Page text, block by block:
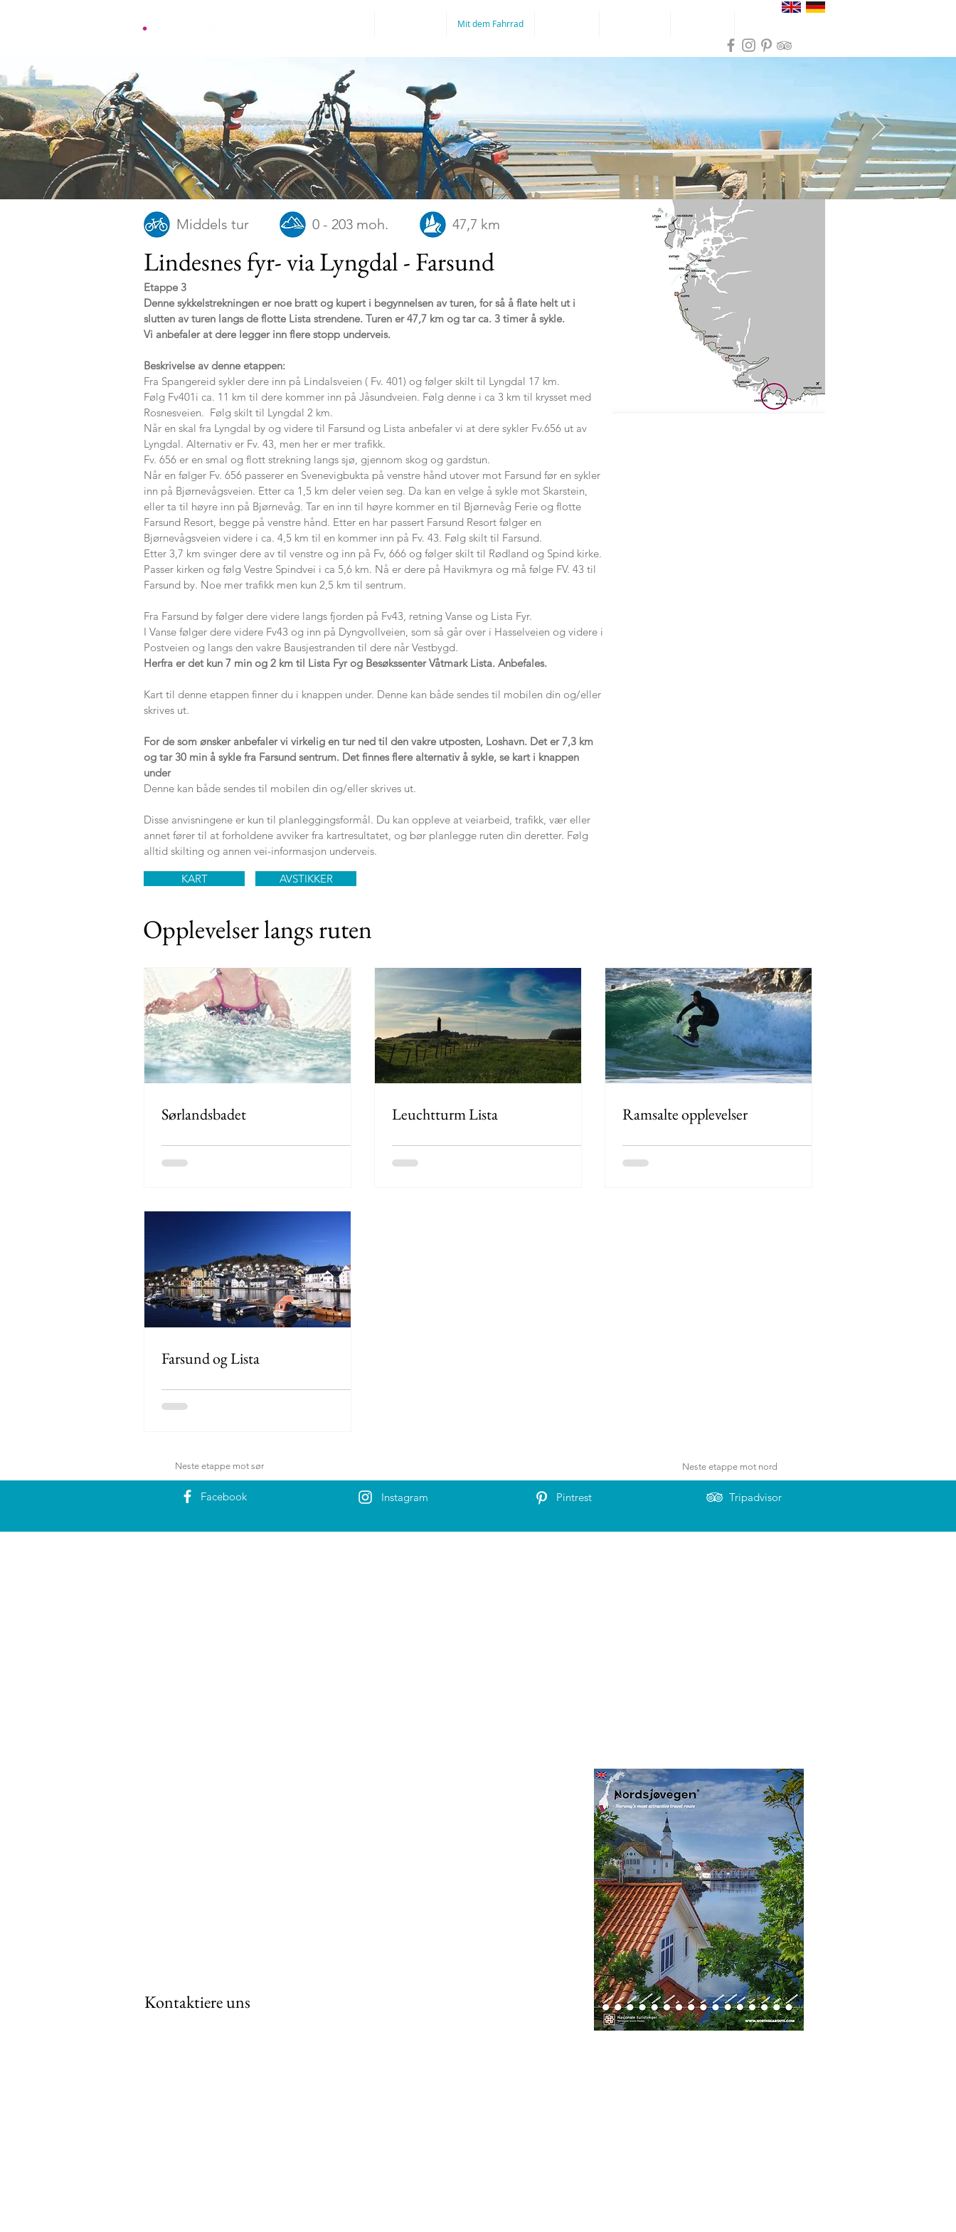
Mit dem Fahrrad
Middels tur 0 - 203 moh. 47,7 km
Lindesnes fyr- via Lyngdal - Farsund
Etappe 3
Denne sykkelstrekningen er noe bratt og kupert i begynnelsen av turen, for så å flate helt ut i
slutten av turen langs de flotte Lista strendene. Turen er 47,7 km og tar ca. 3 timer å sykle.
Vi anbefaler at dere legger inn flere stopp underveis.
Beskrivelse av denne etappen:
Fra Spangereid sykler dere inn på Lindalsveien ( Fv. 401) og følger skilt til Lyngdal 17 km.
Følg Fv401i ca. 11 km til dere kommer inn på Jåsundveien. Følg denne i ca 3 km til krysset med
Rosnesveien. Følg skilt til Lyngdal 2 km.
Når en skal fra Lyngdal by og videre til Farsund og Lista anbefaler vi at dere sykler Fv.656 ut av
Lyngdal. Alternativ er Fv. 43, men her er mer trafikk.
Fv. 656 er en smal og flott strekning langs sjø, gjennom skog og gardstun.
Når en følger Fv. 656 passerer en Svenevigbukta på venstre hånd utover mot Farsund før en sykler
inn på Bjørnevågsveien. Etter ca 1,5 km deler veien seg. Da kan en velge å sykle mot Skarstein,
eller ta til høyre inn på Bjørnevåg. Tar en inn til høyre kommer en til Bjørnevåg Ferie og flotte
Farsund Resort, begge på venstre hånd. Etter en har passert Farsund Resort følger en
Bjørnevågsveien videre i ca. 4,5 km til en kommer inn på Fv. 43. Følg skilt til Farsund.
Etter 3,7 km svinger dere av til venstre og inn på Fv, 666 og følger skilt til Rødland og Spind kirke.
Passer kirken og følg Vestre Spindvei i ca 5,6 km. Nå er dere på Havikmyra og må følge FV. 43 til
Farsund by. Noe mer trafikk men kun 2,5 km til sentrum.
Fra Farsund by følger dere videre langs fjorden på Fv43, retning Vanse og Lista Fyr.
I Vanse følger dere videre Fv43 og inn på Dyngvollveien, som så går over i Hasselveien og videre i
Postveien og langs den vakre Bausjestranden til dere når Vestbygd.
Herfra er det kun 7 min og 2 km til Lista Fyr og Besøkssenter Våtmark Lista. Anbefales.
Kart til denne etappen finner du i knappen under. Denne kan både sendes til mobilen din og/eller
skrives ut.
For de som ønsker anbefaler vi virkelig en tur ned til den vakre utposten, Loshavn. Det er 7,3 km
og tar 30 min å sykle fra Farsund sentrum. Det finnes flere alternativ å sykle, se kart i knappen
under
Denne kan både sendes til mobilen din og/eller skrives ut.
Disse anvisningene er kun til planleggingsformål. Du kan oppleve at veiarbeid, trafikk, vær eller
annet fører til at forholdene avviker fra kartresultatet, og bør planlegge ruten din deretter. Følg
alltid skilting og annen vei-informasjon underveis.
KART AVSTIKKER
Opplevelser langs ruten
Sørlandsbadet Leuchtturm Lista Ramsalte opplevelser
Farsund og Lista
Neste etappe mot sør Neste etappe mot nord
Facebook Instagram Pintrest Tripadvisor
Kontaktiere uns